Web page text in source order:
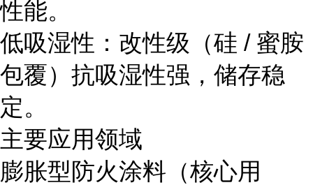
性能。
低吸湿性：改性级（硅 / 蜜胺
包覆）抗吸湿性强，储存稳
定。
主要应用领域
膨胀型防火涂料（核心用